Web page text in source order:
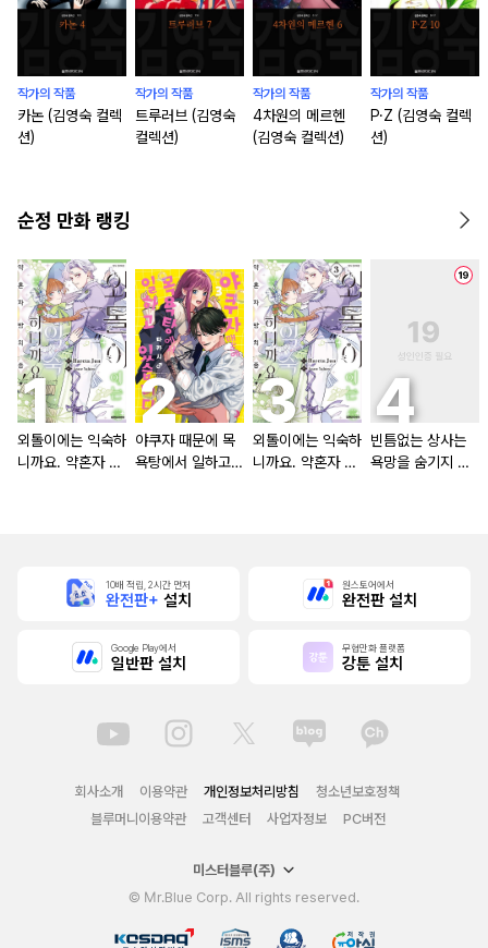
작가의 작품
카논 (김영숙 컬렉
션)
작가의 작품
트루러브 (김영숙
컬렉션)
작가의 작품
4차원의 메르헨
(김영숙 컬렉션)
작가의 작품
P·Z (김영숙 컬렉
션)
순정 만화 랭킹
외톨이에는 익숙하
니까요. 약혼자 방
야쿠자 때문에 목
욕탕에서 일하고
외톨이에는 익숙하
니까요. 약혼자 방
빈틈없는 상사는
욕망을 숨기지 않
10배 적립, 2시간 먼저
완전판+ 설치
원스토어에서
완전판 설치
Google Play에서
일반판 설치
무협만화 플랫폼
강툰 설치
회사소개 이용약관 개인정보처리방침
청소년보호정책
블루머니이용약관
고객센터 사업자정보 PC버전
미스터블루(주)
© Mr.Blue Corp. All rights reserved.